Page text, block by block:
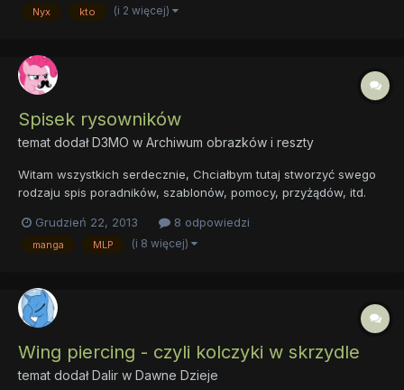
Nyx kto (i 2 więcej)
Spisek rysowników
temat dodałD3MO w Archiwum obrazków i reszty
Witam wszystkich serdecznie, Chciałbym tutaj stworzyć swego
rodzaju spis poradników, szablonów, pomocy, przyżądów, itd.
grupy np. manga, MLP, absrtrakcja, grafika komputerowa... w
tym podgrupy; How To Draw, szablon, szkic z p...
Grudzień 22, 2013 8 odpowiedzi
manga MLP (i 8 więcej)
Wing piercing - czyli kolczyki w skrzydle
temat dodałDalir w Dawne Dzieje